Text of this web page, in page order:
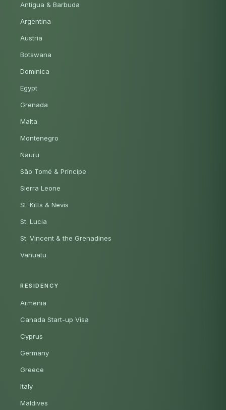
Antigua & Barbuda
Argentina
Austria
Botswana
Dominica
Egypt
Grenada
Malta
Montenegro
Nauru
São Tomé & Príncipe
Sierra Leone
St. Kitts & Nevis
St. Lucia
St. Vincent & the Grenadines
Vanuatu
RESIDENCY
Armenia
Canada Start-up Visa
Cyprus
Germany
Greece
Italy
Maldives